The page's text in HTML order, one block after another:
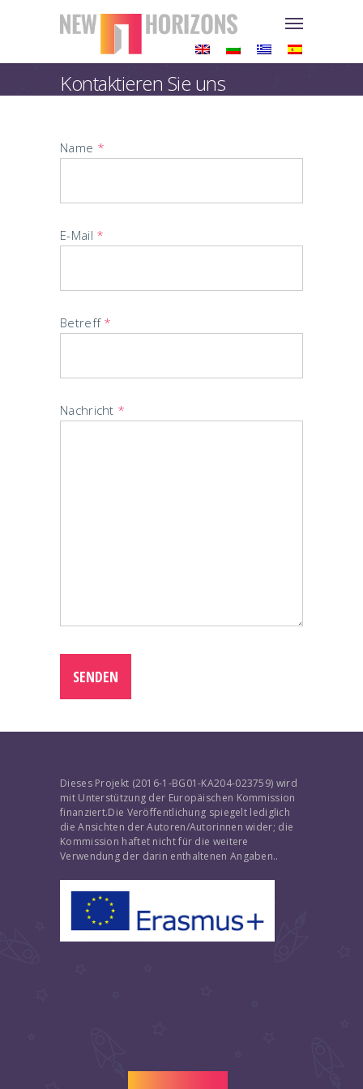
Kontaktieren Sie uns
Name *
E-Mail *
Betreff *
Nachricht *
Dieses Projekt (2016-1-BG01-KA204-023759) wird
mit Unterstützung der Europäischen Kommission
finanziert.Die Veröffentlichung spiegelt lediglich
die Ansichten der Autoren/Autorinnen wider; die
Kommission haftet nicht für die weitere
Verwendung der darin enthaltenen Angaben..